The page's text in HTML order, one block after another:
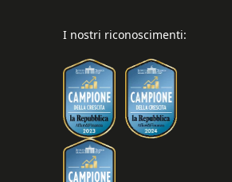
I nostri riconoscimenti: